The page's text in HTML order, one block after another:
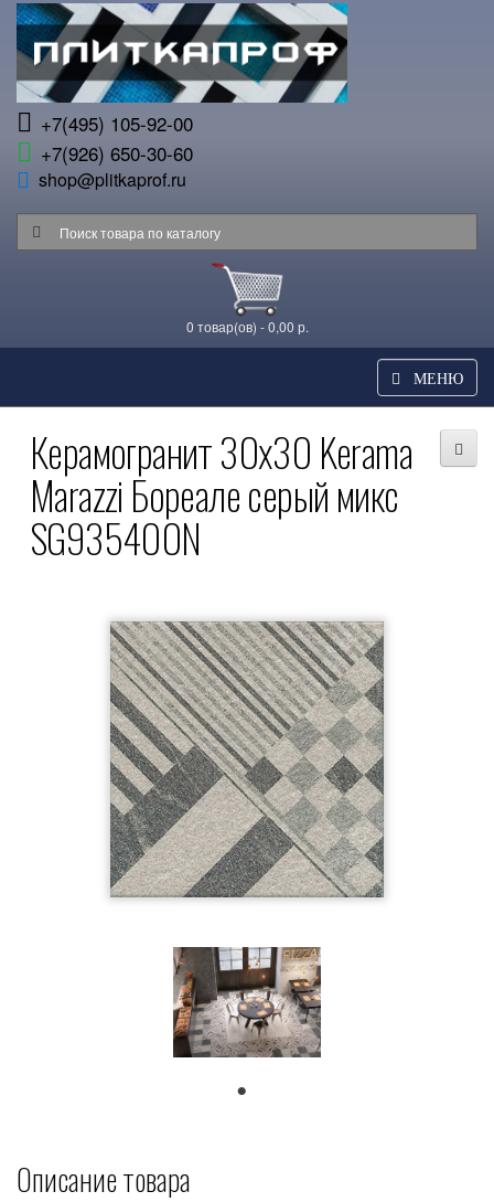
+7(495) 105-92-00
+7(926) 650-30-60
shop@plitkaprof.ru
0 товар(ов) - 0,00 р.
МЕНЮ
Керамогранит 30x30 Kerama
Marazzi Бореале серый микс
SG935400N
Описание товара